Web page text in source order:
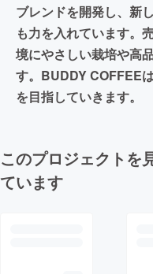
ブレンドを開発し、新
も力を入れています。
境にやさしい栽培や高
す。BUDDY COFFEE
を目指していきます。
このプロジェクトを
ています